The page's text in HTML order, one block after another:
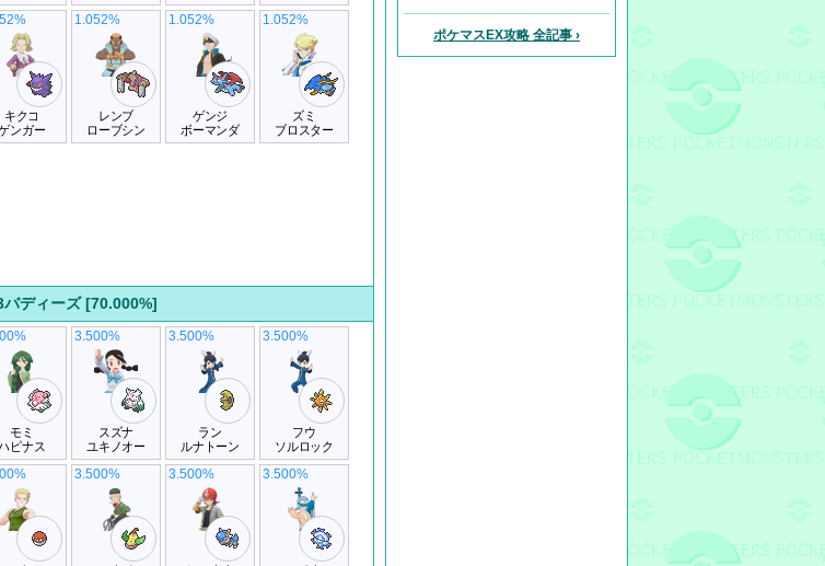
キクコ
ンガー
レンブ
ローブシン
1.052%
ゲンジ
ボーマンダ
1.052%
ズミ
ブロスター
1.052%
ディーズ [70.000%]
モミ
ピナス
スズナ
ユキノオー
3.500%
ラン
ルナトーン
3.500%
フウ
ソルロック
3.500%
3.500% 3.500% 3.500%
ポケマスEX攻略 全記事 ›